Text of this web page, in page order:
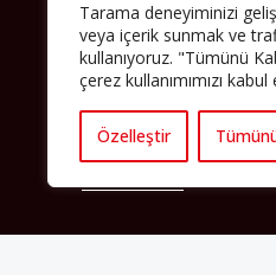
Tarama deneyiminizi
veya içerik sunmak ve
kullanıyoruz. "Tümünü
çerez kullanımımızı
Özelleştir
Avrupa’ya işçi göçü yarım asrı
Müslümanlar da bulundukları
geldiler. Bu durum “vatan”,
gibi birçok kavramın çift taraflı
neden oldu. Avrupa’da
oluşması, hem yerleşik kültür
de Müslümanlar için yeni